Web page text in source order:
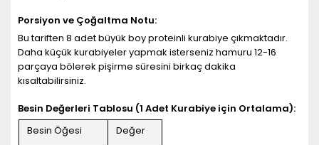
Porsiyon ve Çoğaltma Notu:
Bu tariften 8 adet büyük boy proteinli kurabiye çıkmaktadır.
Daha küçük kurabiyeler yapmak isterseniz hamuru 12-16
parçaya bölerek pişirme süresini birkaç dakika
kısaltabilirsiniz.
Besin Değerleri Tablosu (1 Adet Kurabiye için Ortalama):
Besin Öğesi
Değer